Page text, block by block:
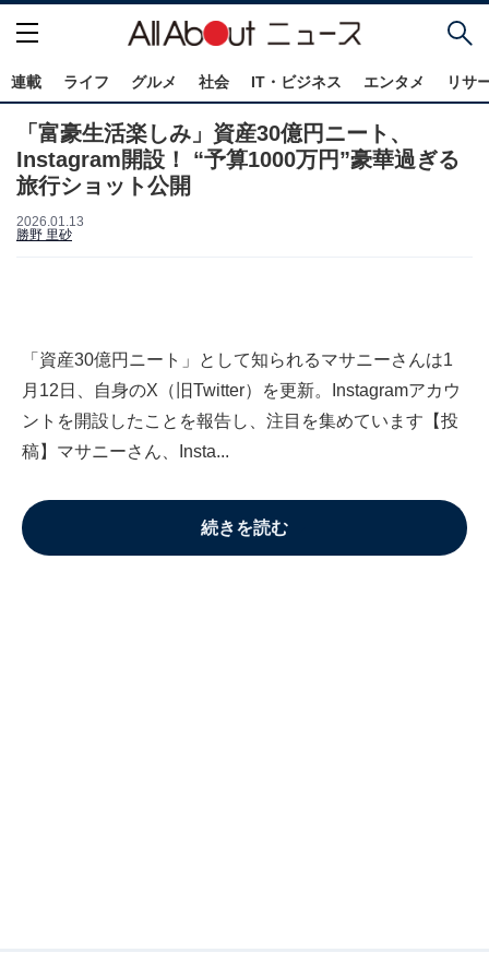
連載 ライフ グルメ 社会 IT・ビジネス エンタメ リサ
「富豪生活楽しみ」資産30億円ニート、
Instagram開設！ “予算1000万円”豪華過ぎる
旅行ショット公開
2026.01.13
勝野 里砂
「資産30億円ニート」として知られるマサニーさんは1
月12日、自身のX（旧Twitter）を更新。Instagramアカウ
ントを開設したことを報告し、注目を集めています【投
稿】マサニーさん、Insta...
続きを読む